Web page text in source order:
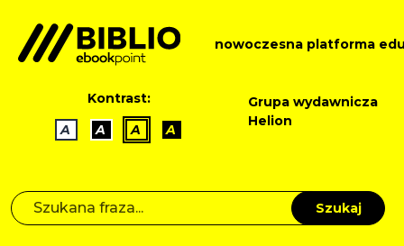
nowoczesna platforma
Kontrast:
A
A A A
Grupa wydawnicza
Helion
Szukaj